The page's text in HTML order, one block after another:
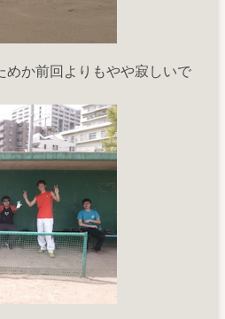
めか前回よりもやや寂しいで